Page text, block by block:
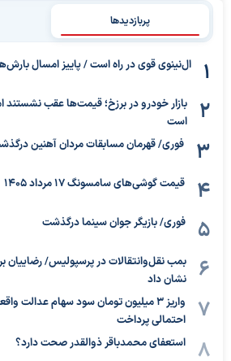
پربازدیدها
ال‌نینوی قوی در راه است / پاییز امسال
بازار خودرو در برزخ؛ قیمت‌ها عقب نشستند
است
فوری/ قهرمان مسابقات مردان آهنین
قیمت گوشی‌های سامسونگ 17 مرداد 1405
فوری/ بازیگر جوان سینما درگذشت
بمب نقل‌وانتقالات در پرسپولیس/ رضاییان
نشان داد
واریز ۳ میلیون تومان سود سهام عدالت
احتمالی پرداخت
استعفای محمدباقر ذوالقدر صحت دارد؟